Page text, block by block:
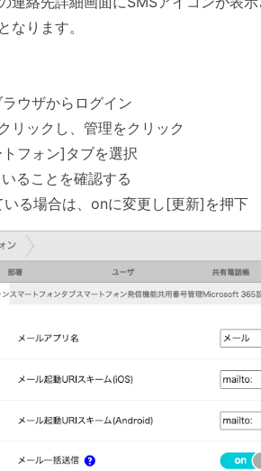
なります。
ウザからログイン
クリックし、管理をクリック
フォン]タブを選択
ることを確認する
る場合は、onに変更し[更新]を押下